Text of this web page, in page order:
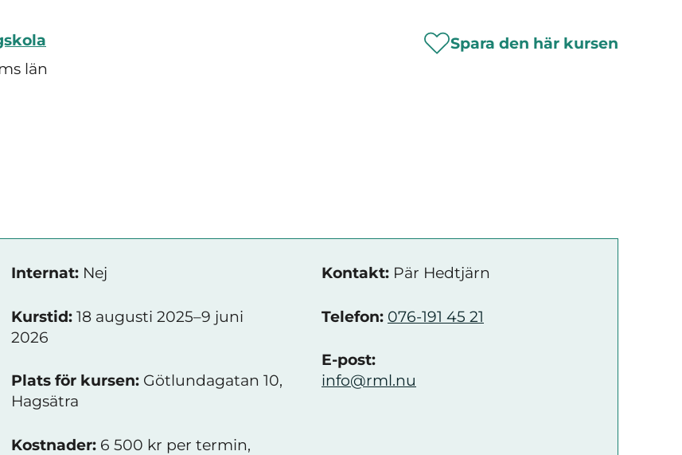
län
Spara den här kursen
Internat: Nej
Kurstid: 18 augusti 2025–9 juni
2026
Plats för kursen: Götlundagatan 10,
Hagsätra
Kostnader: 6 500 kr per termin,
Kontakt: Pär Hedtjärn
Telefon: 076-191 45 21
E-post:
info@rml.nu